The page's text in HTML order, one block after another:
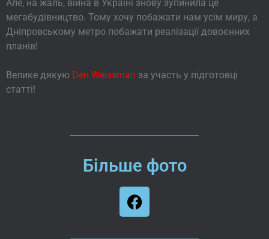
Але, на жаль, війна в Україні знову зупинила це
мегабудівництво. Тому хочу побажати нам усім миру, а
Дніпровському метро побажати реалізації довоєнних
планів!
Велике дякую Den Weissman за участь у підготовці
статті!
Більше фото